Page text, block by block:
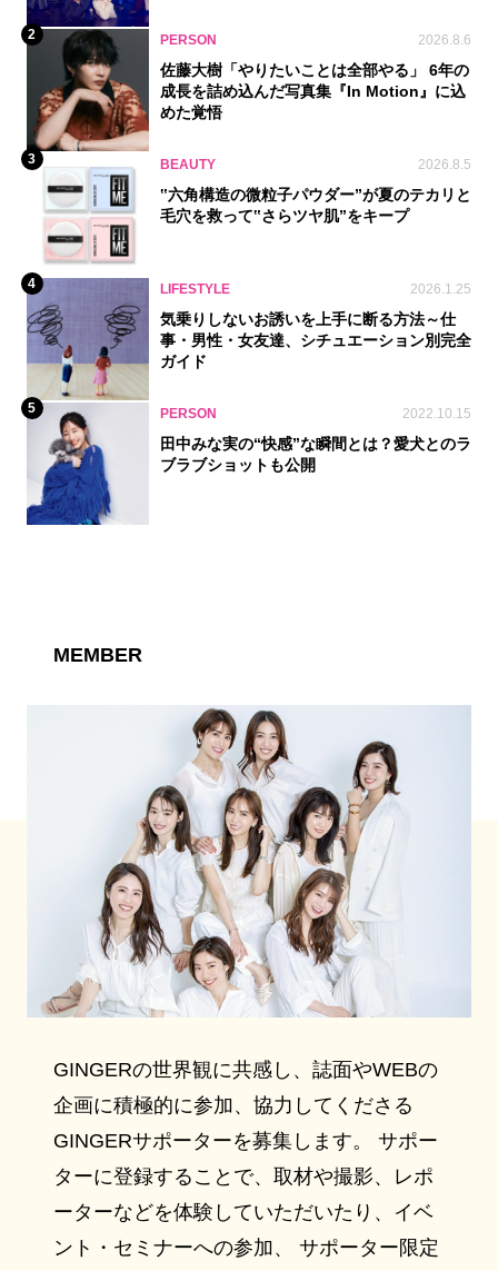
2 PERSON 2026.8.6
佐藤大樹「やりたいことは全部やる」 6年の
成長を詰め込んだ写真集『In Motion』に込
めた覚悟
3 BEAUTY 2026.8.5
‟六角構造の微粒子パウダー”が夏のテカリと
毛穴を救って‟さらツヤ肌”をキープ
4 LIFESTYLE 2026.1.25
気乗りしないお誘いを上手に断る方法～仕
事・男性・女友達、シチュエーション別完全
ガイド
5 PERSON 2022.10.15
田中みな実の“快感”な瞬間とは？愛犬とのラ
ブラブショットも公開
MEMBER
GINGERの世界観に共感し、誌面やWEBの
企画に積極的に参加、協力してくださる
GINGERサポーターを募集します。 サポー
ターに登録することで、取材や撮影、レポ
ーターなどを体験していただいたり、イベ
ント・セミナーへの参加、 サポーター限定